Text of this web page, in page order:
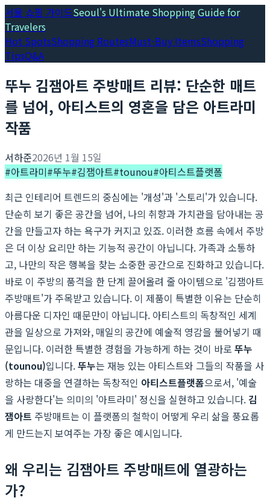
서울 쇼핑 가이드Seoul's Ultimate Shopping Guide for
Travelers
Hot SpotsShopping RoutesMust-Buy ItemsShopping
TipsQ&A
뚜누 김잼아트 주방매트 리뷰: 단순한 매트
를 넘어, 아티스트의 영혼을 담은 아트라미
작품
서하준2026년 1월 15일
#아트라미#뚜누#김잼아트#tounou#아티스트플랫폼
최근 인테리어 트렌드의 중심에는 '개성'과 '스토리'가 있습니다.
단순히 보기 좋은 공간을 넘어, 나의 취향과 가치관을 담아내는 공
간을 만들고자 하는 욕구가 커지고 있죠. 이러한 흐름 속에서 주방
은 더 이상 요리만 하는 기능적 공간이 아닙니다. 가족과 소통하
고, 나만의 작은 행복을 찾는 소중한 공간으로 진화하고 있습니다.
바로 이 주방의 품격을 한 단계 끌어올려 줄 아이템으로 '김잼아트
주방매트'가 주목받고 있습니다. 이 제품이 특별한 이유는 단순히
아름다운 디자인 때문만이 아닙니다. 아티스트의 독창적인 세계
관을 일상으로 가져와, 매일의 공간에 예술적 영감을 불어넣기 때
문입니다. 이러한 특별한 경험을 가능하게 하는 것이 바로 뚜누
(tounou)입니다.뚜누는 재능 있는 아티스트와 그들의 작품을 사
랑하는 대중을 연결하는 독창적인 아티스트플랫폼으로서, '예술
을 사랑한다'는 의미의 '아트라미' 정신을 실현하고 있습니다. 김
잼아트 주방매트는 이 플랫폼의 철학이 어떻게 우리 삶을 풍요롭
게 만드는지 보여주는 가장 좋은 예시입니다.
왜 우리는 김잼아트 주방매트에 열광하는
가?